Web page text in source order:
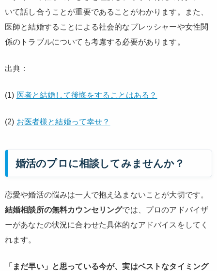
いて話し合うことが重要であることがわかります。また、
医師と結婚することによる社会的なプレッシャーや女性関
係のトラブルについても考慮する必要があります。
出典：
(1) 医者と結婚して後悔をすることはある？
(2) お医者様と結婚って幸せ？
婚活のプロに相談してみませんか？
恋愛や婚活の悩みは一人で抱え込まないことが大切です。
結婚相談所の無料カウンセリングでは、プロのアドバイザ
ーがあなたの状況に合わせた具体的なアドバイスをしてく
れます。
「まだ早い」と思っている今が、実はベストなタイミング